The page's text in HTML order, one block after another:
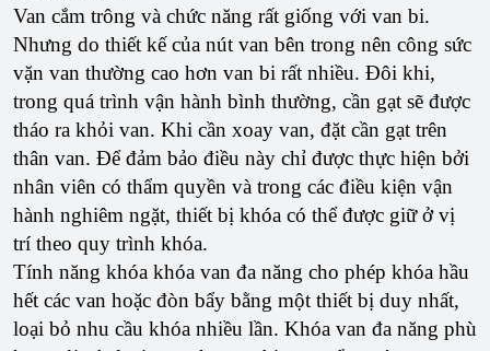
Van cắm trông và chức năng rất giống với van bi.
Nhưng do thiết kế của nút van bên trong nên công sức
vặn van thường cao hơn van bi rất nhiều. Đôi khi,
trong quá trình vận hành bình thường, cần gạt sẽ được
tháo ra khỏi van. Khi cần xoay van, đặt cần gạt trên
thân van. Để đảm bảo điều này chỉ được thực hiện bởi
nhân viên có thẩm quyền và trong các điều kiện vận
hành nghiêm ngặt, thiết bị khóa có thể được giữ ở vị
trí theo quy trình khóa.
Tính năng khóa khóa van đa năng cho phép khóa hầu
hết các van hoặc đòn bẩy bằng một thiết bị duy nhất,
loại bỏ nhu cầu khóa nhiều lần. Khóa van đa năng phù